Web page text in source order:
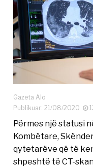
Gazeta Alo
Publikuar: 21/08/2020
Përmes një statusi
Kombëtare,
qytetarëve që të
shpeshtë të CT-